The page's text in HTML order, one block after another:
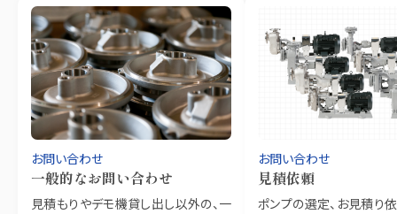
お問い合わせ
一般的なお問い合わせ
見積もりやデモ機貸し出し以外の、一
お問い合わせ
見積依頼
ポンプの選定、お見積り